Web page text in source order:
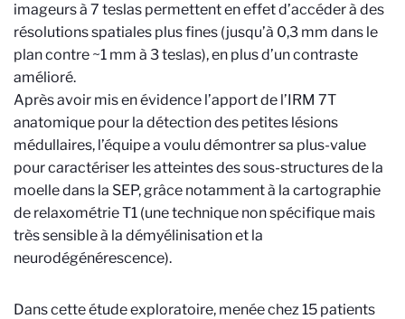
imageurs à 7 teslas permettent en effet d’accéder à des
résolutions spatiales plus fines (jusqu’à 0,3 mm dans le
plan contre ~1 mm à 3 teslas), en plus d’un contraste
amélioré.
Après avoir mis en évidence l’apport de l’IRM 7T
anatomique pour la détection des petites lésions
médullaires, l’équipe a voulu démontrer sa plus-value
pour caractériser les atteintes des sous-structures de la
moelle dans la SEP, grâce notamment à la cartographie
de relaxométrie T1 (une technique non spécifique mais
très sensible à la démyélinisation et la
neurodégénérescence).
Dans cette étude exploratoire, menée chez 15 patients